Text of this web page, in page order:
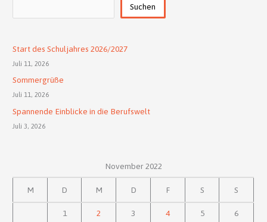
Suchen
Start des Schuljahres 2026/2027
Juli 11, 2026
Sommergrüße
Juli 11, 2026
Spannende Einblicke in die Berufswelt
Juli 3, 2026
November 2022
M D M D F S S
1 2 3 4 5 6